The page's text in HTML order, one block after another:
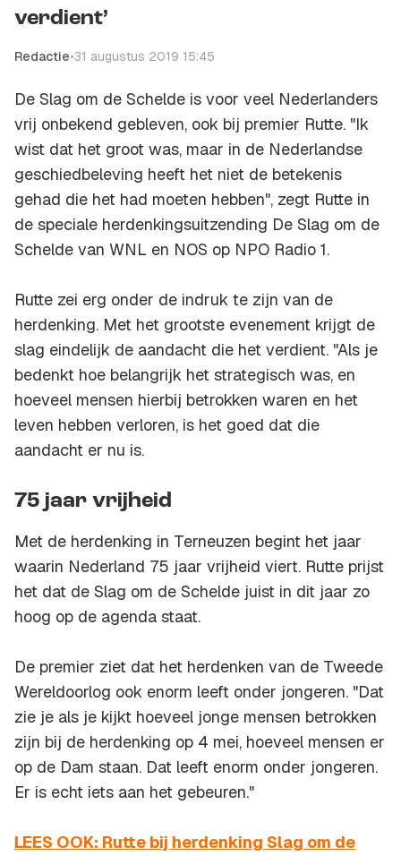
verdient’
Redactie•31 augustus 2019 15:45
De Slag om de Schelde is voor veel Nederlanders
vrij onbekend gebleven, ook bij premier Rutte. "Ik
wist dat het groot was, maar in de Nederlandse
geschiedbeleving heeft het niet de betekenis
gehad die het had moeten hebben", zegt Rutte in
de speciale herdenkingsuitzending De Slag om de
Schelde van WNL en NOS op NPO Radio 1.
Rutte zei erg onder de indruk te zijn van de
herdenking. Met het grootste evenement krijgt de
slag eindelijk de aandacht die het verdient. "Als je
bedenkt hoe belangrijk het strategisch was, en
hoeveel mensen hierbij betrokken waren en het
leven hebben verloren, is het goed dat die
aandacht er nu is.
75 jaar vrijheid
Met de herdenking in Terneuzen begint het jaar
waarin Nederland 75 jaar vrijheid viert. Rutte prijst
het dat de Slag om de Schelde juist in dit jaar zo
hoog op de agenda staat.
De premier ziet dat het herdenken van de Tweede
Wereldoorlog ook enorm leeft onder jongeren. "Dat
zie je als je kijkt hoeveel jonge mensen betrokken
zijn bij de herdenking op 4 mei, hoeveel mensen er
op de Dam staan. Dat leeft enorm onder jongeren.
Er is echt iets aan het gebeuren."
LEES OOK: Rutte bij herdenking Slag om de